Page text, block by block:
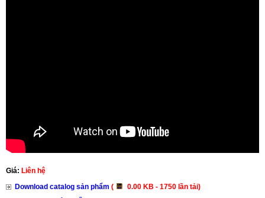
Giá: Liên hệ
Download catalog sản phẩm (
0.00 KB - 1750 lần tải)